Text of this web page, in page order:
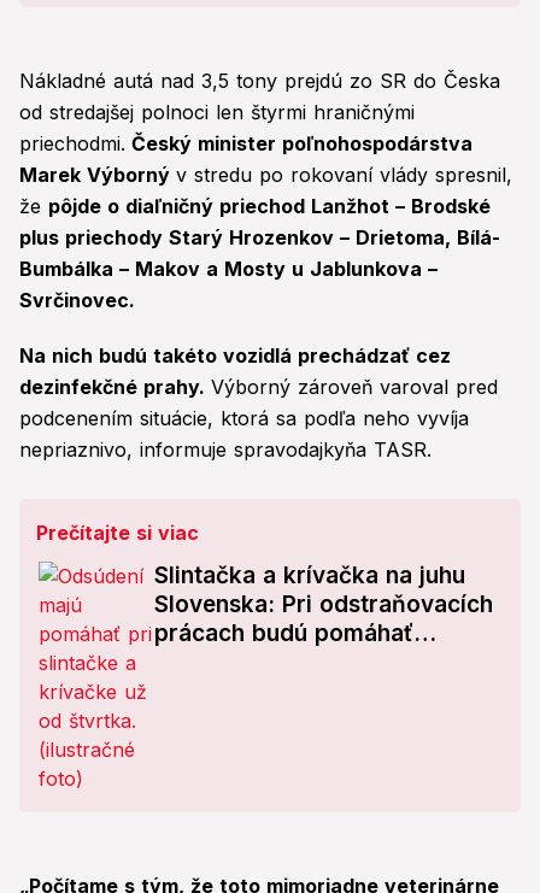
Nákladné autá nad 3,5 tony prejdú zo SR do Česka
od stredajšej polnoci len štyrmi hraničnými
priechodmi. Český minister poľnohospodárstva
Marek Výborný v stredu po rokovaní vlády spresnil,
že pôjde o diaľničný priechod Lanžhot – Brodské
plus priechody Starý Hrozenkov – Drietoma, Bílá-
Bumbálka – Makov a Mosty u Jablunkova –
Svrčinovec.
Na nich budú takéto vozidlá prechádzať cez
dezinfekčné prahy. Výborný zároveň varoval pred
podcenením situácie, ktorá sa podľa neho vyvíja
nepriaznivo, informuje spravodajkyňa TASR.
Prečítajte si viac
Slintačka a krívačka na juhu
Slovenska: Pri odstraňovacích
prácach budú pomáhať
„Počítame s tým, že toto mimoriadne veterinárne